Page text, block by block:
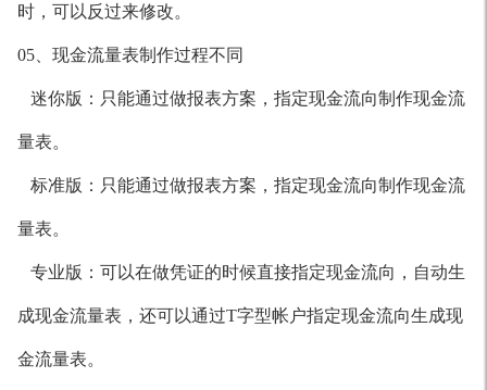
时，可以反过来修改。
05、现金流量表制作过程不同
迷你版：只能通过做报表方案，指定现金流向制作现金流
量表。
标准版：只能通过做报表方案，指定现金流向制作现金流
量表。
专业版：可以在做凭证的时候直接指定现金流向，自动生
成现金流量表，还可以通过T字型帐户指定现金流向生成现
金流量表。